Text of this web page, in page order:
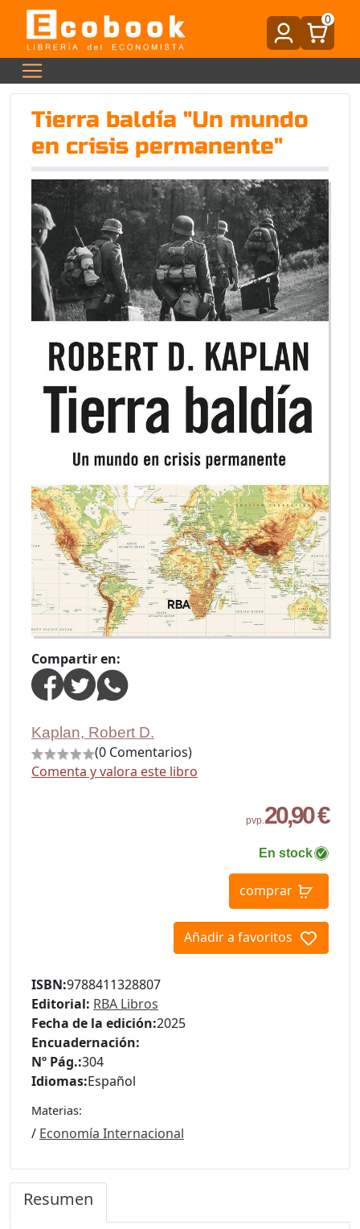
0
Tierra baldía "Un mundo
en crisis permanente"
Compartir en:
Kaplan, Robert D.
(0 Comentarios)
Comenta y valora este libro
pvp.20,90 €
En stock
comprar
Añadir a favoritos
ISBN:9788411328807
Editorial: RBA Libros
Fecha de la edición:2025
Encuadernación:
Nº Pág.:304
Idiomas:Español
Materias:
/ Economía Internacional
Resumen